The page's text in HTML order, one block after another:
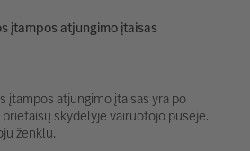
įtampos atjungimo įtaisas
įtampos atjungimo įtaisas yra po
skydelyje vairuotojo pusėje.
ženklu.